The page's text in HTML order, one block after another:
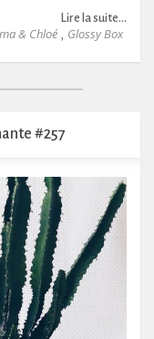
Lire la suite...
& Chloé Glossy Box
#257